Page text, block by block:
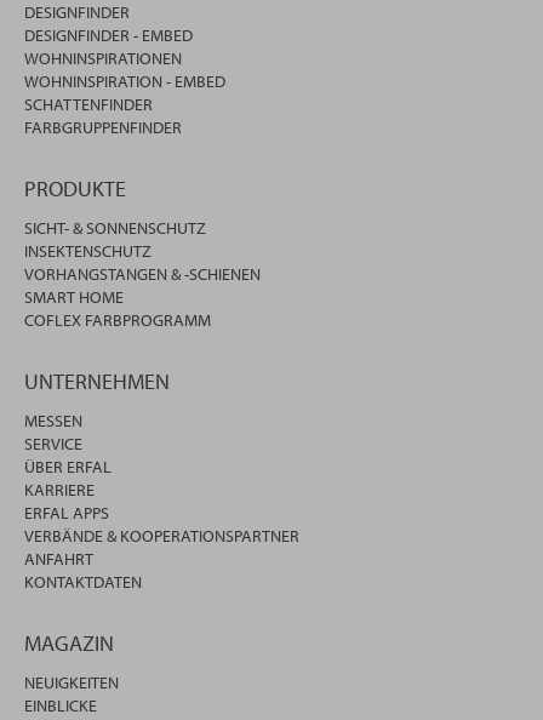
DESIGNFINDER
DESIGNFINDER - EMBED
WOHNINSPIRATIONEN
WOHNINSPIRATION - EMBED
SCHATTENFINDER
FARBGRUPPENFINDER
PRODUKTE
SICHT- & SONNENSCHUTZ
INSEKTENSCHUTZ
VORHANGSTANGEN & -SCHIENEN
SMART HOME
COFLEX FARBPROGRAMM
UNTERNEHMEN
MESSEN
SERVICE
ÜBER ERFAL
KARRIERE
ERFAL APPS
VERBÄNDE & KOOPERATIONSPARTNER
ANFAHRT
KONTAKTDATEN
MAGAZIN
NEUIGKEITEN
EINBLICKE